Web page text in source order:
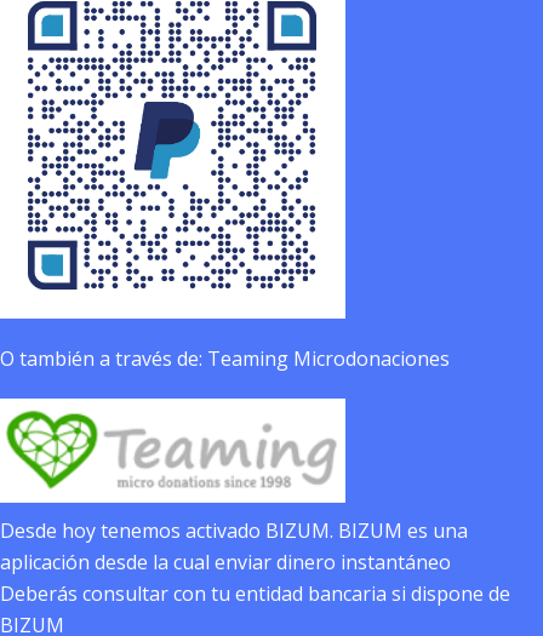
O también a través de: Teaming Microdonaciones
Desde hoy tenemos activado BIZUM. BIZUM es una
aplicación desde la cual enviar dinero instantáneo
Deberás consultar con tu entidad bancaria si dispone de
BIZUM